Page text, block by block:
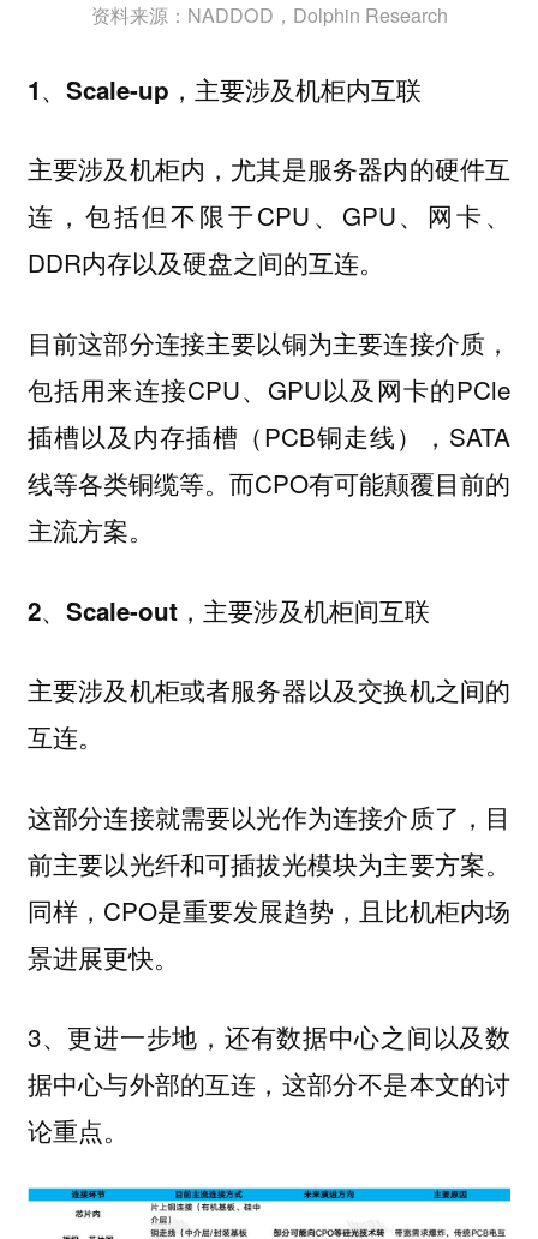
资料来源：NADDOD，Dolphin Research
1、Scale-up，主要涉及机柜内互联
主要涉及机柜内，尤其是服务器内的硬件互
连，包括但不限于CPU、GPU、网卡、
DDR内存以及硬盘之间的互连。
目前这部分连接主要以铜为主要连接介质，
包括用来连接CPU、GPU以及网卡的PCle
插槽以及内存插槽（PCB铜走线），SATA
线等各类铜缆等。而CPO有可能颠覆目前的
主流方案。
2、Scale-out，主要涉及机柜间互联
主要涉及机柜或者服务器以及交换机之间的
互连。
这部分连接就需要以光作为连接介质了，目
前主要以光纤和可插拔光模块为主要方案。
同样，CPO是重要发展趋势，且比机柜内场
景进展更快。
3、更进一步地，还有数据中心之间以及数
据中心与外部的互连，这部分不是本文的讨
论重点。